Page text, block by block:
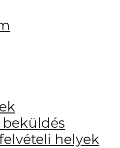
beküldés
helyek